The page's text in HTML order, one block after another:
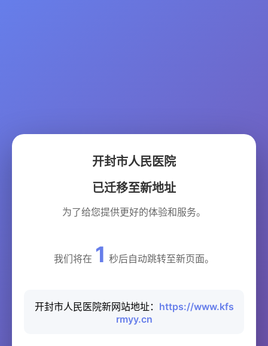
开封市人民医院
已迁移至新地址
为了给您提供更好的体验和服务。
我们将在 1 秒后自动跳转至新页面。
开封市人民医院新网站地址： https://www.kfs
rmyy.cn